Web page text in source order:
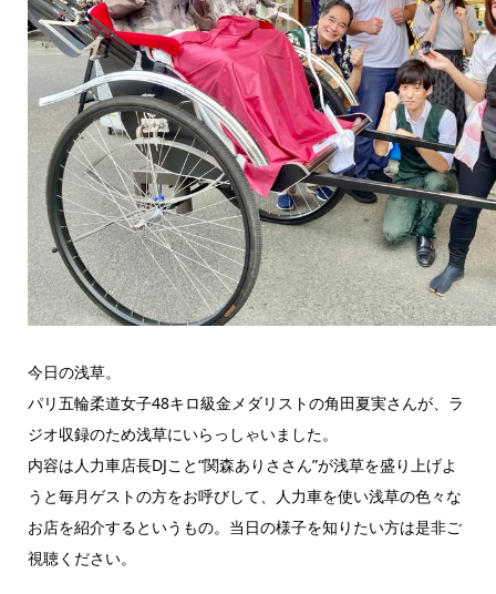
今日の浅草。
パリ五輪柔道女子48キロ級金メダリストの角田夏実さんが、ラ
ジオ収録のため浅草にいらっしゃいました。
内容は人力車店長DJこと“関森ありささん”が浅草を盛り上げよ
うと毎月ゲストの方をお呼びして、人力車を使い浅草の色々な
お店を紹介するというもの。当日の様子を知りたい方は是非ご
視聴ください。